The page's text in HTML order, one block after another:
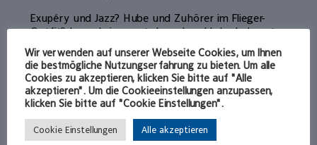
Exupéry und Jazz? Hube und Zuhörer im Flieger-
Outfit? Irgendwie passt das, obwohl der bekannte
anfangs nur liest und sich die entsprechende
Stimmung erst langsam einstellen mag. Holstein
hilft dabei, als er zwischen den Texten einen
dunklen, kaum hörbaren Blues in sein schwarzes
Horn haucht. Dieser Kunstgriff dimmt schlagartig
das innere Licht und die Unruhe, das letzte Hüsteln
verstummt, Jörg Hube darf zum „Nachtflug“
Wir verwenden auf unserer Webseite Cookies, um Ihnen
die bestmögliche Nutzungserfahrung zu bieten. Um alle
Cookies zu akzeptieren, klicken Sie bitte auf "Alle
akzeptieren". Um die Cookieeinstellungen anzupassen,
klicken Sie bitte auf "Cookie Einstellungen".
Cookie Einstellungen Alle akzeptieren